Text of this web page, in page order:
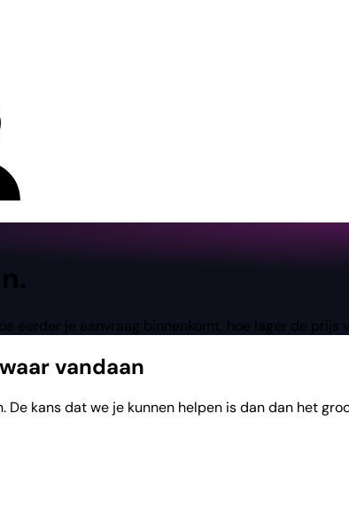
eerder je aanvraag binnenkomt, hoe lager de prijs
vandaan
kans dat we je kunnen helpen is dan dan het